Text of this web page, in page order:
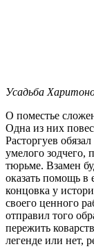
Усадьба
О поместье
Одна из них
Расторгуев
умелого зодчего,
тюрьме. Взамен
оказать помощь
концовка у
своего ценного
отправил того
пережить
легенде или нет,